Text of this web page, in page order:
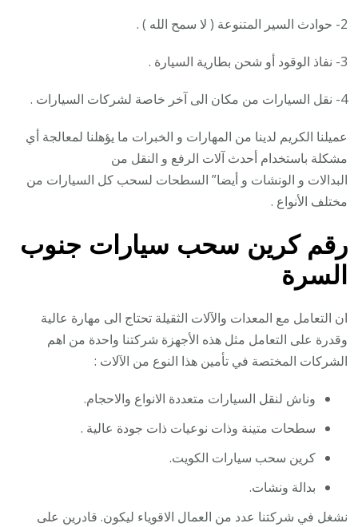
2- حوادث السير المتنوعة ( لا سمح الله ) .
3- نفاذ الوقود أو شحن بطارية السيارة .
4- نقل السيارات من مكان الى آخر خاصة لشركات السيارات .
عميلنا الكريم لدينا من المهارات و الخبرات ما يؤهلنا لمعالجة أي
مشكلة باستخدام أحدث آلات الرفع و النقل من
البدالات و الونشات و أيضا” السطحات لسحب كل السيارات من
مختلف الأنواع .
رقمكرين سحب سيارات جنوب
السرة
ان التعامل مع المعدات والآلات الثقيلة تحتاج الى مهارة عالية
وقدرة على التعامل مثل هذه الأجهزة شركتنا واحدة من اهم
الشركات المختصة في تأمين هذا النوع من الآلات :
وناش لنقل السيارات متعددة الانواع والاحجام.
سطحات متينة وذات نوعيات ذات جودة عالية .
كرين سحب سيارات الكويت.
بدالة ونشات.
نشغل في شركتنا عدد من العمال الاقوياء ليكون. قادرين على